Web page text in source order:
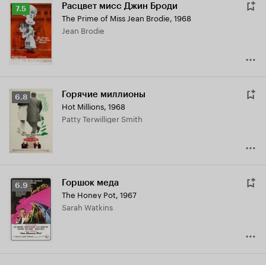
Рейтинг
Кинопоиска
7.5
7.5 Расцвет мисс Джин Броди
The Prime of Miss Jean Brodie, 1968
Jean Brodie
Рейтинг
Кинопоиска
6.8
6.8 Горячие миллионы
Hot Millions, 1968
Patty Terwilliger Smith
Рейтинг
Кинопоиска
6.9
6.9 Горшок меда
The Honey Pot, 1967
Sarah Watkins